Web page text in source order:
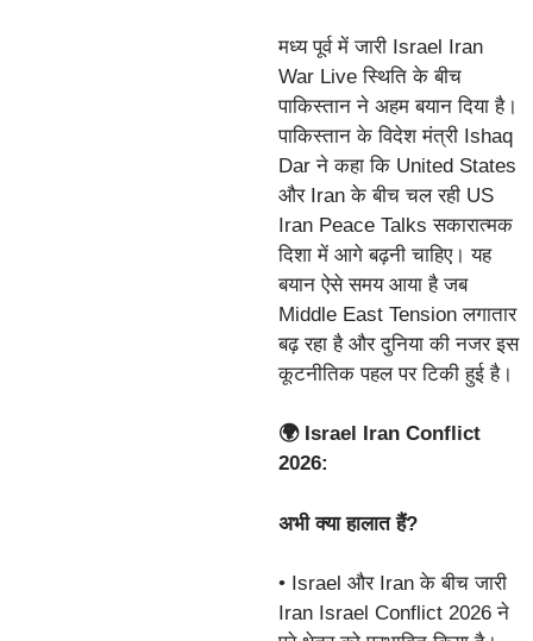
मध्य पूर्व में जारी Israel Iran
War Live स्थिति के बीच
पाकिस्तान ने अहम बयान दिया है।
पाकिस्तान के विदेश मंत्री Ishaq
Dar ने कहा कि United States
और Iran के बीच चल रही US
Iran Peace Talks सकारात्मक
दिशा में आगे बढ़नी चाहिए। यह
बयान ऐसे समय आया है जब
Middle East Tension लगातार
बढ़ रहा है और दुनिया की नजर इस
कूटनीतिक पहल पर टिकी हुई है।
🌍 Israel Iran Conflict
2026:
अभी क्या हालात हैं?
• Israel और Iran के बीच जारी
Iran Israel Conflict 2026 ने